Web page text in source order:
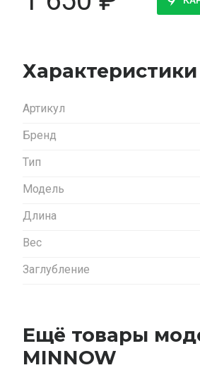
Характеристики
Артикул
Бренд
Тип
Модель
Длина
Вес
Заглубление
Ещё товары
MINNOW